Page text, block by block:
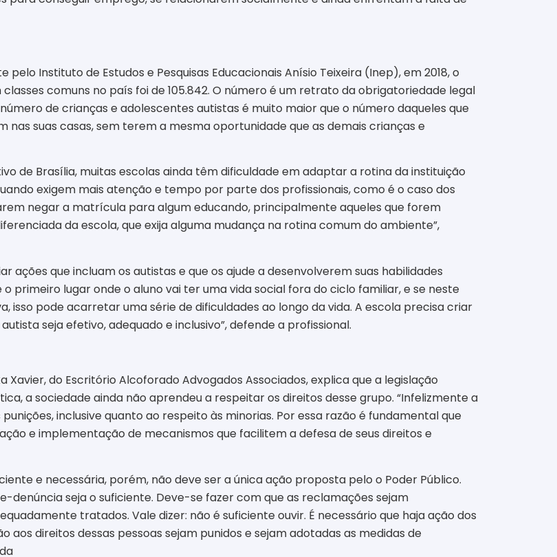
Instituto de Estudos e Pesquisas Educacionais Anísio Teixeira (Inep), em 2018, o
comuns no país foi de 105.842. O número é um retrato da obrigatoriedade legal
de crianças e adolescentes autistas é muito maior que o número daqueles que
suas casas, sem terem a mesma oportunidade que as demais crianças e
de Brasília, muitas escolas ainda têm dificuldade em adaptar a rotina da instituição
exigem mais atenção e tempo por parte dos profissionais, como é o caso dos
negar a matrícula para algum educando, principalmente aqueles que forem
da escola, que exija alguma mudança na rotina comum do ambiente”,
ações que incluam os autistas e que os ajude a desenvolverem suas habilidades
primeiro lugar onde o aluno vai ter uma vida social fora do ciclo familiar, e se neste
pode acarretar uma série de dificuldades ao longo da vida. A escola precisa criar
seja efetivo, adequado e inclusivo”, defende a profissional.
do Escritório Alcoforado Advogados Associados, explica que a legislação
a sociedade ainda não aprendeu a respeitar os direitos desse grupo. “Infelizmente a
inclusive quanto ao respeito às minorias. Por essa razão é fundamental que
e implementação de mecanismos que facilitem a defesa de seus direitos e
e necessária, porém, não deve ser a única ação proposta pelo o Poder Público.
denúncia seja o suficiente. Deve-se fazer com que as reclamações sejam
tratados. Vale dizer: não é suficiente ouvir. É necessário que haja ação dos
direitos dessas pessoas sejam punidos e sejam adotadas as medidas de